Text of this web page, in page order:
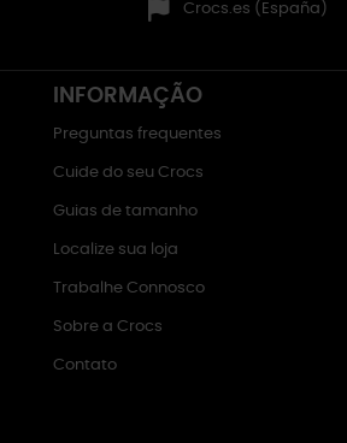
Crocs.es (España)
INFORMAÇÃO
Preguntas frequentes
Cuide do seu Crocs
Guias de tamanho
Localize sua loja
Trabalhe Connosco
Sobre a Crocs
Contato